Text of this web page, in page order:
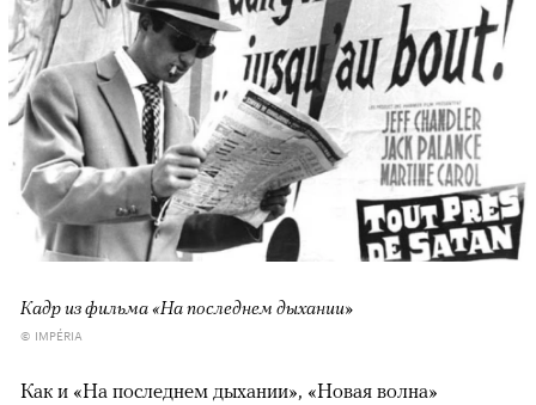
Кадр из фильма «На последнем дыхании»
© IMPÉRIA
Как и «На последнем дыхании», «Новая волна»